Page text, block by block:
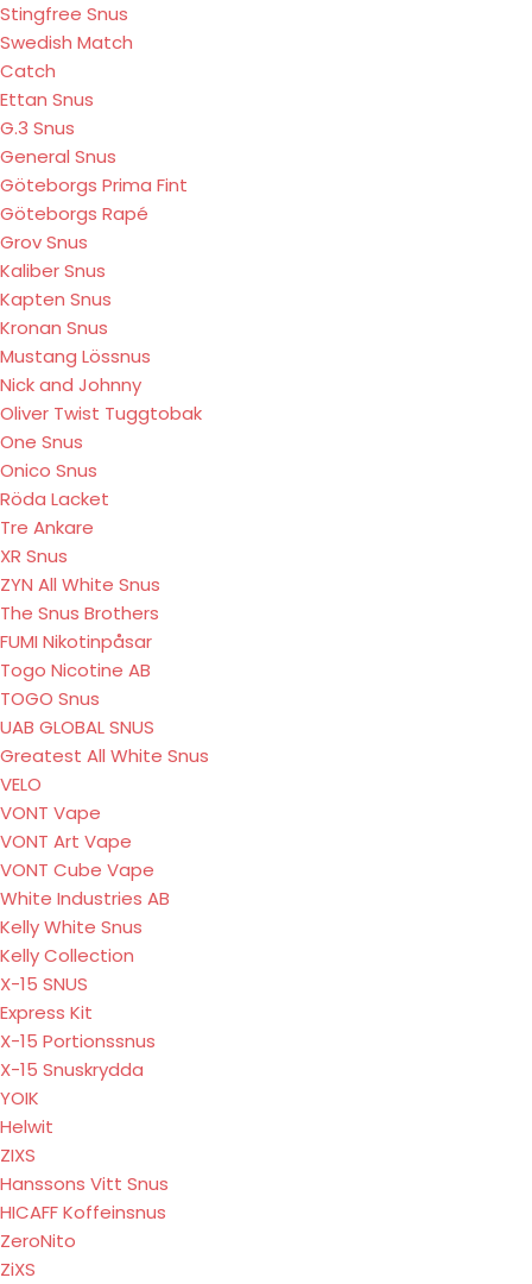
Stingfree Snus
Swedish Match
Catch
Ettan Snus
G.3 Snus
General Snus
Göteborgs Prima Fint
Göteborgs Rapé
Grov Snus
Kaliber Snus
Kapten Snus
Kronan Snus
Mustang Lössnus
Nick and Johnny
Oliver Twist Tuggtobak
One Snus
Onico Snus
Röda Lacket
Tre Ankare
XR Snus
ZYN All White Snus
The Snus Brothers
FUMI Nikotinpåsar
Togo Nicotine AB
TOGO Snus
UAB GLOBAL SNUS
Greatest All White Snus
VELO
VONT Vape
VONT Art Vape
VONT Cube Vape
White Industries AB
Kelly White Snus
Kelly Collection
X-15 SNUS
Express Kit
X-15 Portionssnus
X-15 Snuskrydda
YOIK
Helwit
ZIXS
Hanssons Vitt Snus
HICAFF Koffeinsnus
ZeroNito
ZiXS